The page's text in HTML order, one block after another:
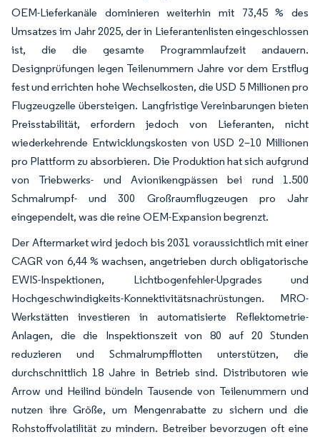
OEM-Lieferkanäle dominieren weiterhin mit 73,45 % des
Umsatzes im Jahr 2025, der in Lieferantenlisten eingeschlossen
ist, die die gesamte Programmlaufzeit andauern.
Designprüfungen legen Teilenummern Jahre vor dem Erstflug
fest und errichten hohe Wechselkosten, die USD 5 Millionen pro
Flugzeugzelle übersteigen. Langfristige Vereinbarungen bieten
Preisstabilität, erfordern jedoch von Lieferanten, nicht
wiederkehrende Entwicklungskosten von USD 2–10 Millionen
pro Plattform zu absorbieren. Die Produktion hat sich aufgrund
von Triebwerks- und Avionikengpässen bei rund 1.500
Schmalrumpf- und 300 Großraumflugzeugen pro Jahr
eingependelt, was die reine OEM-Expansion begrenzt.
Der Aftermarket wird jedoch bis 2031 voraussichtlich mit einer
CAGR von 6,44 % wachsen, angetrieben durch obligatorische
EWIS-Inspektionen, Lichtbogenfehler-Upgrades und
Hochgeschwindigkeits-Konnektivitätsnachrüstungen. MRO-
Werkstätten investieren in automatisierte Reflektometrie-
Anlagen, die die Inspektionszeit von 80 auf 20 Stunden
reduzieren und Schmalrumpfflotten unterstützen, die
durchschnittlich 18 Jahre in Betrieb sind. Distributoren wie
Arrow und Heilind bündeln Tausende von Teilenummern und
nutzen ihre Größe, um Mengenrabatte zu sichern und die
Rohstoffvolatilität zu mindern. Betreiber bevorzugen oft eine